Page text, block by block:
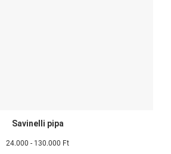
Savinelli pipa
24.000 - 130.000 Ft